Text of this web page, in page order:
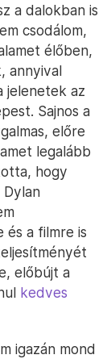
a dalokban is
csodálom,
élőben,
annyival
jelenetek az
Sajnos a
előre
legalább
hogy
a filmre is
előbújt a
kedves
igazán mond